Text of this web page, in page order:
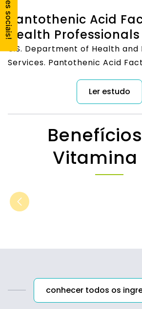
Pantothenic Acid
Health Professionals
U.S. Department of Health and
Services. Pantothenic Acid
Ler estudo
Vitamina
conhecer todos os